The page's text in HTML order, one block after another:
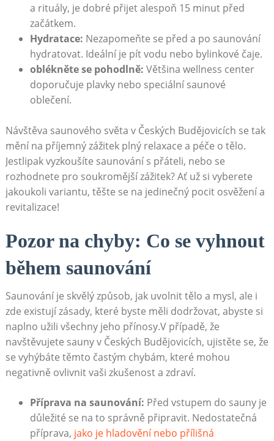
a rituály, je dobré přijet ⁢alespoň 15 minut před
začátkem.
Hydratace: Nezapomeňte se před a po saunování
hydratovat. Ideální je pít vodu nebo bylinkové čaje.
oblékněte se pohodlně: Většina wellness center
doporučuje plavky nebo speciální saunové
oblečení.
Návštěva saunového světa v Českých Budějovicích se tak
mění na⁣ příjemný zážitek plný relaxace⁤ a péče o tělo.
Jestlipak vyzkoušíte saunování s přáteli,‍ nebo se
rozhodnete‌ pro soukromější zážitek? Ať už​ si vyberete​
jakoukoli variantu, těšte se na jedinečný pocit osvěžení a ​
revitalizace!
Pozor na chyby: Co se⁤ vyhnout
během saunování
Saunování ⁤je skvělý způsob, jak uvolnit tělo a mysl, ale i
zde existují‍ zásady, které ‍byste měli dodržovat, abyste si
naplno užili všechny jeho⁢ přínosy.V případě, že
navštěvujete sauny v Českých‍ Budějovicích, ujistěte se, že
se vyhýbáte těmto častým chybám, které mohou
negativně ‍ovlivnit vaši zkušenost a zdraví.
Příprava na saunování: Před vstupem do sauny‍ je
důležité se na to⁢ správně připravit. Nedostatečná
příprava,⁢ jako je hladovění nebo přílišná